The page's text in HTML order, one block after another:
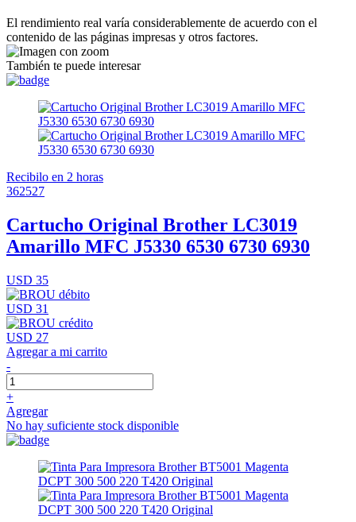
El rendimiento real varía considerablemente de acuerdo con el
contenido de las páginas impresas y otros factores.
También te puede interesar
Recibilo en 2 horas
362527
Cartucho Original Brother LC3019
Amarillo MFC J5330 6530 6730 6930
USD 35
USD 31
USD 27
Agregar a mi carrito
-
+
Agregar
No hay suficiente stock disponible